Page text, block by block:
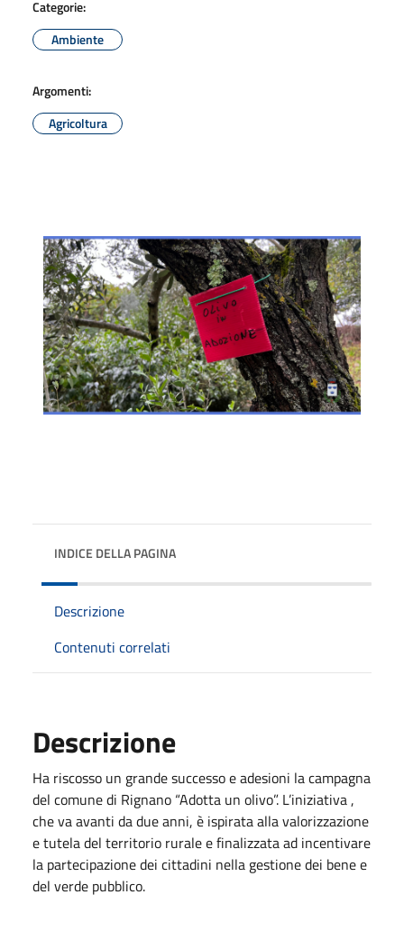
Categorie:
Ambiente
Argomenti:
Agricoltura
INDICE DELLA PAGINA
Descrizione
Contenuti correlati
Descrizione
Ha riscosso un grande successo e adesioni la campagna
del comune di Rignano “Adotta un olivo”. L’iniziativa ,
che va avanti da due anni, è ispirata alla valorizzazione
e tutela del territorio rurale e finalizzata ad incentivare
la partecipazione dei cittadini nella gestione dei bene e
del verde pubblico.